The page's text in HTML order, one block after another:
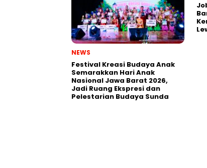
NEWS
Festival Kreasi Budaya Anak
Semarakkan Hari Anak
Nasional Jawa Barat 2026,
Jadi Ruang Ekspresi dan
Pelestarian Budaya Sunda